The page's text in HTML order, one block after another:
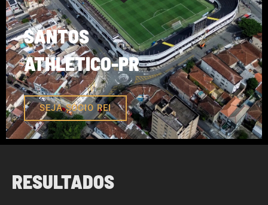
SANTOS
ATHLETICO-PR
SEJA SÓCIO REI
RESULTADOS